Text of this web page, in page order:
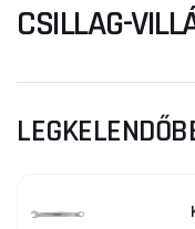
CSILLAG-